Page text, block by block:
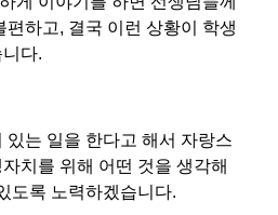
편하고, 결국 이런 상황이 학생
니다.
는 일을 한다고 해서 자랑스
치를 위해 어떤 것을 생각해
도록 노력하겠습니다.